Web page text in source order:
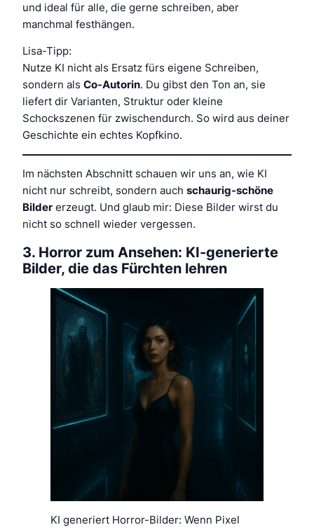
und ideal für alle, die gerne schreiben, aber
manchmal festhängen.
Lisa-Tipp:
Nutze KI nicht als Ersatz fürs eigene Schreiben,
sondern als Co-Autorin. Du gibst den Ton an, sie
liefert dir Varianten, Struktur oder kleine
Schockszenen für zwischendurch. So wird aus deiner
Geschichte ein echtes Kopfkino.
Im nächsten Abschnitt schauen wir uns an, wie KI
nicht nur schreibt, sondern auch schaurig-schöne
Bilder erzeugt. Und glaub mir: Diese Bilder wirst du
nicht so schnell wieder vergessen.
3. Horror zum Ansehen: KI-generierte
Bilder, die das Fürchten lehren
KI generiert Horror-Bilder: Wenn Pixel